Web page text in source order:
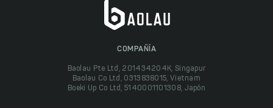
COMPAÑÍA
Baolau Pte Ltd, 201434204K, Singapur
Baolau Co Ltd, 0313838015, Vietnam
Boeki Up Co Ltd, 5140001101308, Japón